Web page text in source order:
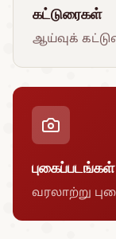
கட்டுரைகள்
ஆய்வுக்
புகைப்படங்கள்
வரலாற்று